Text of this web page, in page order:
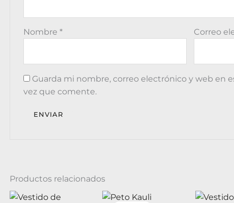
Nombre* Correo
Guarda mi nombre, correo electrónico y web en
vez que comente.
Productos relacionados
Este
El
Este